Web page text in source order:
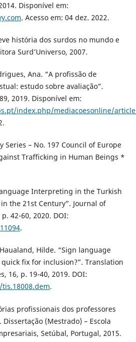
Disponível em:
. Acesso em: 04 dez. 2022.
história dos surdos no mundo e
Surd’Universo, 2007.
Ana. “A profissão de
estudo sobre avaliação”.
2019. Disponível em:
index.php/mediacoesonline/
Series – No. 197 Council of Europe
Trafficking in Human Beings *
Interpreting in the Turkish
the 21st Century”. Journal of
42-60, 2020. DOI:
.
Hilde. “Sign language
fix for inclusion?”. Translation
16, p. 19-40, 2019. DOI:
.
profissionais dos professores
Dissertação (Mestrado) – Escola
Setúbal, Portugal, 2015.